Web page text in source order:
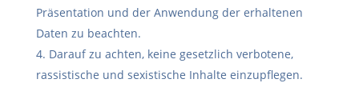
Präsentation und der Anwendung der erhaltenen
Daten zu beachten.
Darauf zu achten, keine gesetzlich verbotene,
rassistische und sexistische Inhalte einzupflegen.